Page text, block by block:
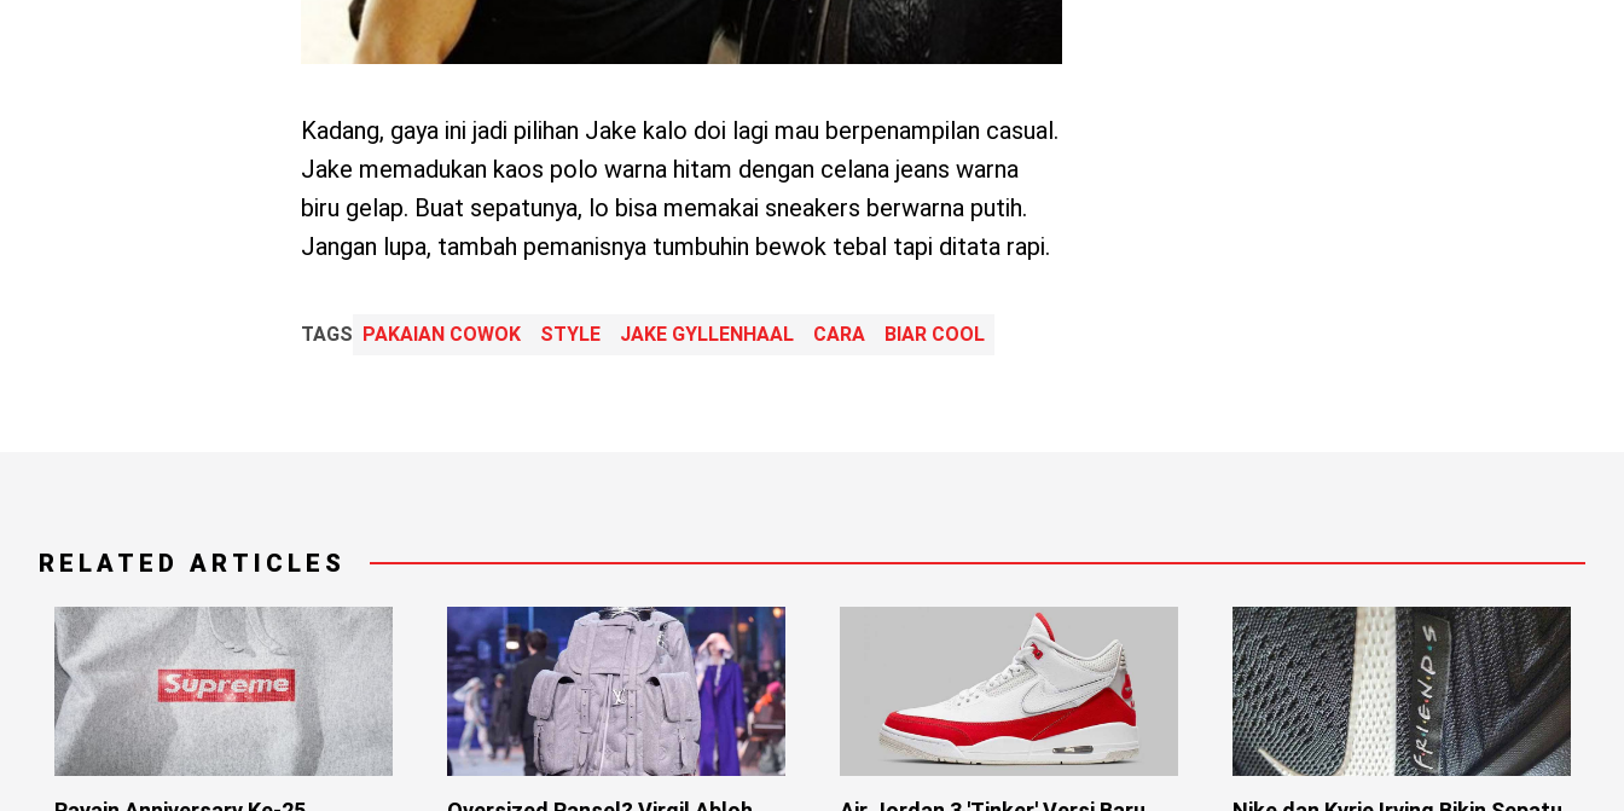
Kadang, gaya ini jadi pilihan Jake kalo doi lagi mau berpenampilan casual.
Jake memadukan kaos polo warna hitam dengan celana jeans warna
biru gelap. Buat sepatunya, lo bisa memakai sneakers berwarna putih.
Jangan lupa, tambah pemanisnya tumbuhin bewok tebal tapi ditata rapi.
TAGS PAKAIAN COWOK STYLE JAKE GYLLENHAAL CARA BIAR COOL
RELATED ARTICLES